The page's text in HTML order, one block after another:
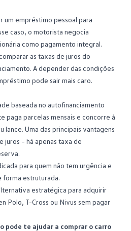
um empréstimo pessoal para
caso, o motorista negocia
como pagamento integral.
as taxas de juros do
A depender das condições
pode sair mais caro.
baseada no autofinanciamento
paga parcelas mensais e concorre à
Uma das principais vantagens
juros – há apenas taxa de
para quem não tem urgência e
forma estruturada.
estratégica para adquirir
Polo, T-Cross ou Nivus sem pagar
pode te ajudar a comprar o carro